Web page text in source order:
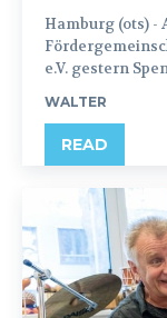
Hamburg (ots) - Anlässlich ihres 50. Jubiläums lud die
e.V. gestern
WALTER
READ